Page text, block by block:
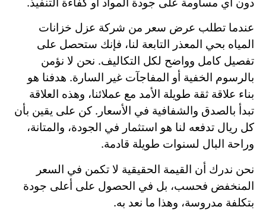
عندما تطلب عرض سعر من شركة عزل خزانات
المياه بحي المعذر التابعة لنا، فإنك ستحصل على
تفصيل كامل وواضح لكل التكاليف. نحن لا نؤمن
بالرسوم الخفية أو المفاجآت غير السارة. هدفنا هو
بناء علاقة ثقة طويلة الأمد مع عملائنا، وهذه العلاقة
تبدأ بالصدق والشفافية في الأسعار. كن على يقين بأن
كل ريال تدفعه لنا هو استثمار في الجودة، والمتانة،
وراحة البال لسنوات طويلة قادمة.
نحن ندرك أن القيمة الحقيقية لا تكمن في السعر
المنخفض فحسب، بل في الحصول على أعلى جودة
بتكلفة مدروسة، وهذا ما نعد به.